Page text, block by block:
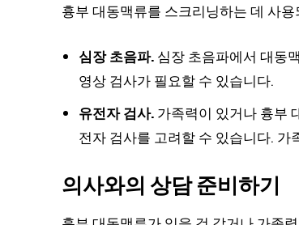
흉부 대동맥류를 스크리닝하는 데 사
심장 초음파. 심장 초음파에서 대동
영상 검사가 필요할 수 있습니다.
유전자 검사. 가족력이 있거나 흉부
전자 검사를 고려할 수 있습니다.
의사와의 상담 준비하기